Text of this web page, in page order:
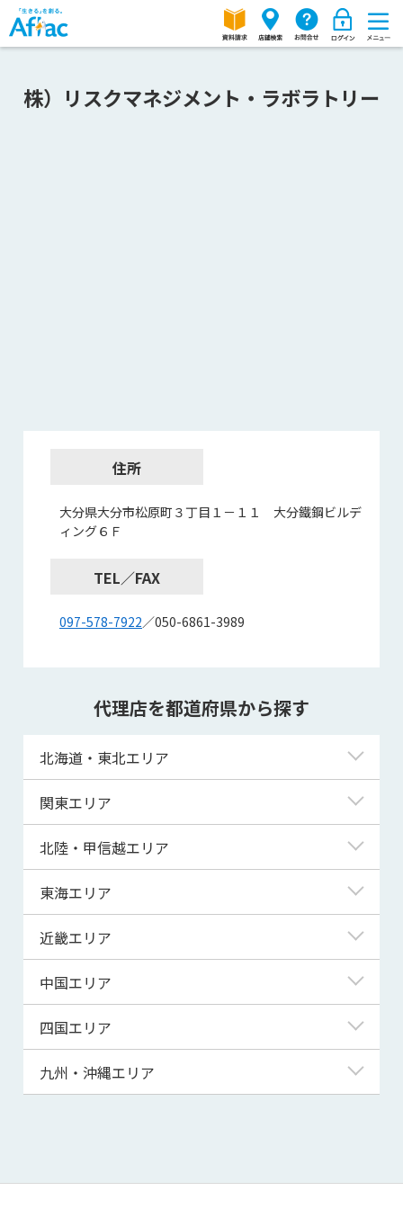
株）リスクマネジメント・ラボラトリー
住所
大分県大分市松原町３丁目１－１１ 大分鐵鋼ビルデ
ィング６Ｆ
TEL／FAX
097-578-7922／050-6861-3989
代理店を都道府県から探す
北海道・東北エリア
北海道
青森県
宮城県
秋田県
山形県
関東エリア
東京都
神奈川県
埼玉県
千葉県
茨城県
群馬県
北陸・甲信越エリア
新潟県
富山県
福井県
山梨県
長野県
東海エリア
岐阜県
静岡県
三重県
近畿エリア
滋賀県
京都府
大阪府
兵庫県
和歌山県
中国エリア
鳥取県
島根県
山口県
四国エリア
徳島県
高知県
九州・沖縄エリア